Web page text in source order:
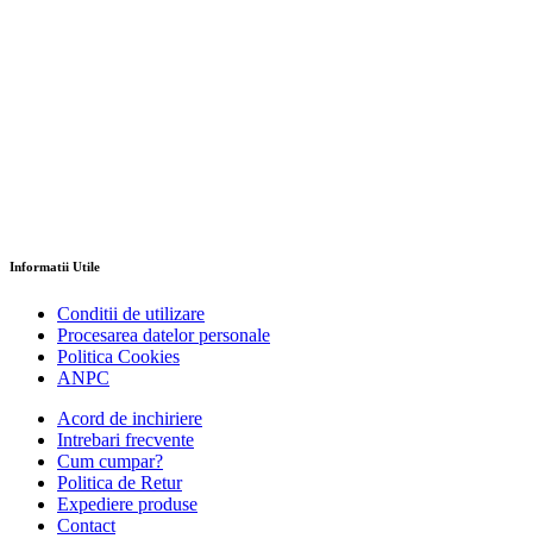
Informatii Utile
Conditii de utilizare
Procesarea datelor personale
Politica Cookies
ANPC
Acord de inchiriere
Intrebari frecvente
Cum cumpar?
Politica de Retur
Expediere produse
Contact